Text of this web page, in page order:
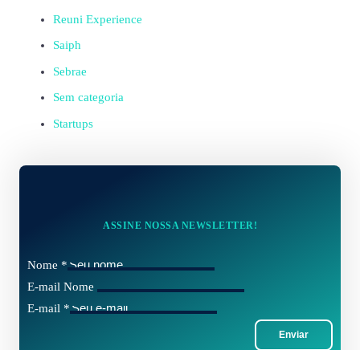
Reuni Experience
Saiph
Sebrae
Sem categoria
Startups
ASSINE NOSSA NEWSLETTER!
Nome *
E-mail Nome
E-mail *
Enviar